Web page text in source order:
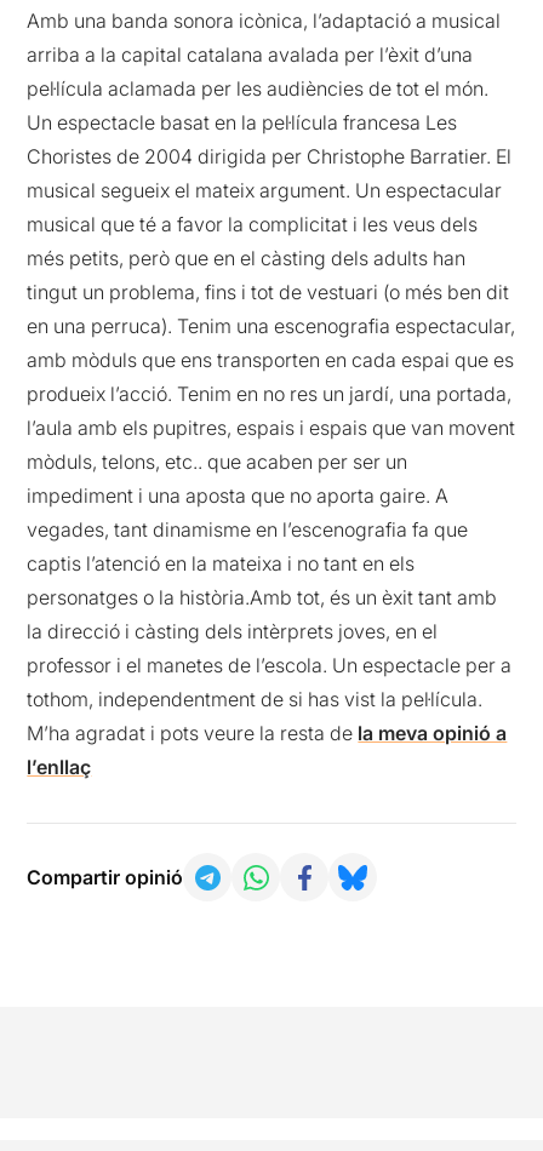
Amb una banda sonora icònica, l’adaptació a musical
arriba a la capital catalana avalada per l’èxit d’una
pel·lícula aclamada per les audiències de tot el món.
Un espectacle basat en la pel·lícula francesa Les
Choristes de 2004 dirigida per Christophe Barratier. El
musical segueix el mateix argument. Un espectacular
musical que té a favor la complicitat i les veus dels
més petits, però que en el càsting dels adults han
tingut un problema, fins i tot de vestuari (o més ben dit
en una perruca). Tenim una escenografia espectacular,
amb mòduls que ens transporten en cada espai que es
produeix l’acció. Tenim en no res un jardí, una portada,
l’aula amb els pupitres, espais i espais que van movent
mòduls, telons, etc.. que acaben per ser un
impediment i una aposta que no aporta gaire. A
vegades, tant dinamisme en l’escenografia fa que
captis l’atenció en la mateixa i no tant en els
personatges o la història.Amb tot, és un èxit tant amb
la direcció i càsting dels intèrprets joves, en el
professor i el manetes de l’escola. Un espectacle per a
tothom, independentment de si has vist la pel·lícula.
M’ha agradat i pots veure la resta de la meva opinió a
l’enllaç
Compartir opinió